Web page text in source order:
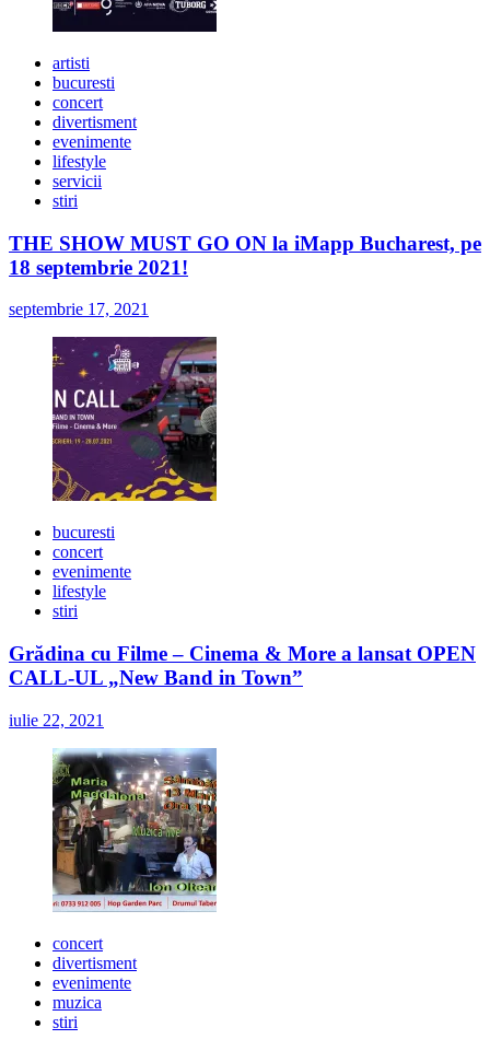
artisti
bucuresti
concert
divertisment
evenimente
lifestyle
servicii
stiri
THE SHOW MUST GO ON la iMapp Bucharest, pe
18 septembrie 2021!
septembrie 17, 2021
bucuresti
concert
evenimente
lifestyle
stiri
Grădina cu Filme – Cinema & More a lansat OPEN
CALL-UL „New Band in Town”
iulie 22, 2021
concert
divertisment
evenimente
muzica
stiri